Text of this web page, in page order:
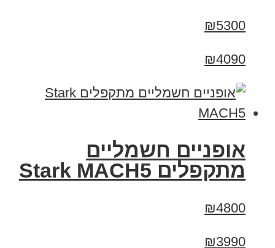
₪5300
₪4090
‏אופניים חשמליים
‏מתקפלים Stark MACH5
₪4800
₪3990